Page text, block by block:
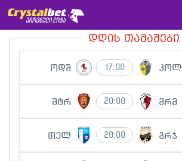
დღის თამაშები
ოდშ 17:00 კოლ
შტრ 20:00 მრმ
თელ 20:00 გრჯ